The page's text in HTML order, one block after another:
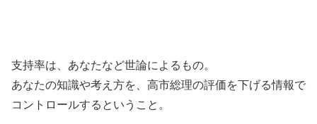
支持率は、あなたなど世論によるもの。
あなたの知識や考え方を、高市総理の評価を下げる情報で
コントロールするということ。